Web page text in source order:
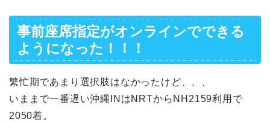
事前座席指定がオンラインでできる
ようになった！！！
繁忙期であまり選択肢はなかったけど、、、
いままで一番遅い沖縄INはNRTからNH2159利用で
2050着。